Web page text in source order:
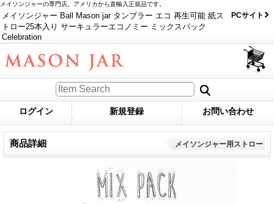
メイソンジャーの専門店。アメリカから直輸入正規品です。
メイソンジャー Ball Mason jar タンブラー エコ 再生可能 紙ス
トロー25本入り サーキュラーエコノミー ミックスパック
Celebration
PCサイト
ログイン 新規登録 お問い合わせ
商品詳細 メイソンジャー用ストロー